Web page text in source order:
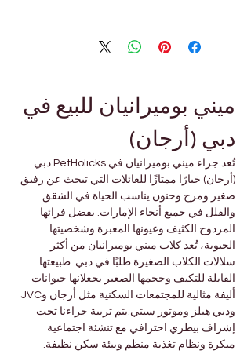
ميني بوميرانيان للبيع في
دبي (أرجان)
تُعد جراء ميني بوميرانيان في PetHolicks دبي
(أرجان) خيارًا ممتازًا للعائلات التي تبحث عن رفيق
صغير ومرح وحنون يناسب الحياة في الشقق
والفلل في جميع أنحاء الإمارات. بفضل فرائها
المزدوج الكثيف وعيونها المعبرة وشخصيتها
الحيوية، تُعد كلاب ميني بوميرانيان من أكثر
سلالات الكلاب الصغيرة طلبًا في دبي. طبيعتها
القابلة للتكيف وحجمها الصغير يجعلانها حيوانات
ودبي هيلز وموتور سيتي.يتم تربية جراءنا تحت
إشراف بيطري احترافي مع تنشئة اجتماعية
مبكرة ونظام تغذية منظم وبيئة سكن نظيفة.